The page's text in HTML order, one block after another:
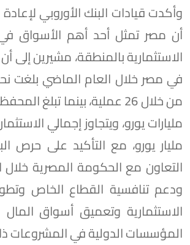
وأكدت قيادات البنك الأوروبي لإعادة
أن مصر تمثل أحد أهم الأسواق
الاستثمارية بالمنطقة، مشيرين إلى
مليار يورو، مع التأكيد على حرص
التعاون مع الحكومة المصرية خلال
ودعم تنافسية القطاع الخاص
الاستثمارية وتعميق أسواق
المؤسسات الدولية في المشروعات